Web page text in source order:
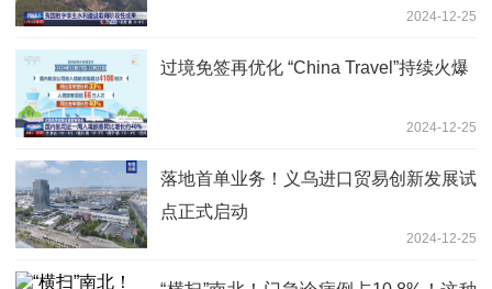
2024-12-25
过境免签再优化 “China Travel”持续火爆
2024-12-25
落地首单业务！义乌进口贸易创新发展试
点正式启动
2024-12-25